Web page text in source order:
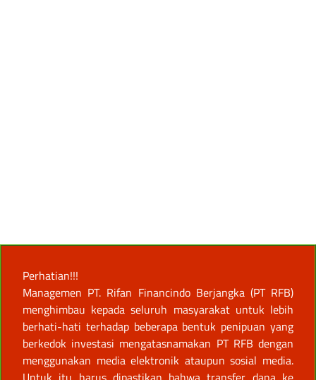
Perhatian!!!
Managemen PT. Rifan Financindo Berjangka (PT RFB)
menghimbau kepada seluruh masyarakat untuk lebih
berhati-hati terhadap beberapa bentuk penipuan yang
berkedok investasi mengatasnamakan PT RFB dengan
menggunakan media elektronik ataupun sosial media.